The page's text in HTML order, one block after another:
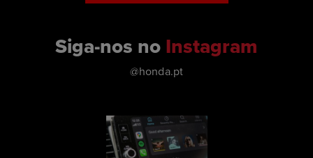
Siga-nos no Instagram
@honda.pt